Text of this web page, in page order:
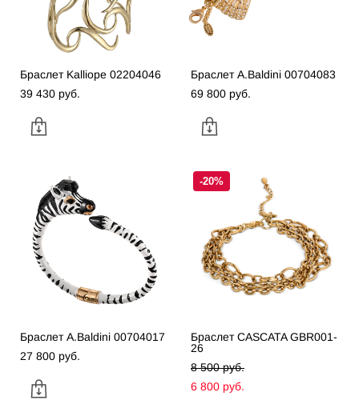
Браслет Kalliope 02204046
39 430 pуб.
Браслет A.Baldini 00704083
69 800 pуб.
Браслет A.Baldini 00704017
27 800 pуб.
-20%
Браслет CASCATA GBR001-
26
8 500 pуб.
6 800 pуб.